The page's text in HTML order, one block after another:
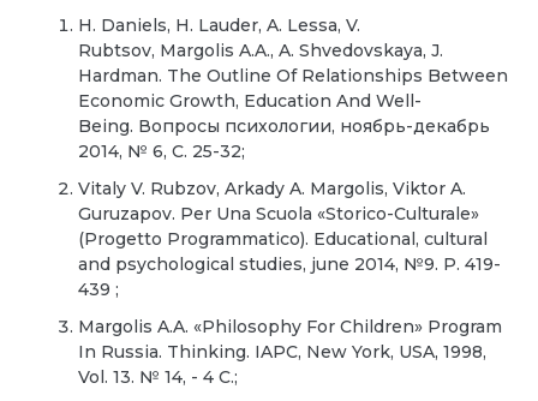
H. Daniels, H. Lauder, A. Lessa, V.
Rubtsov, Margolis A.A., A. Shvedovskaya, J.
Hardman. The Outline Of Relationships Between
Economic Growth, Education And Well-
Being. Вопросы психологии, ноябрь-декабрь
2014, № 6, С. 25-32;
Vitaly V. Rubzov, Arkady A. Margolis, Viktor A.
Guruzapov. Per Una Scuola «Storico-Culturale»
(Progetto Programmatico). Educational, cultural
and psychological studies, june 2014, №9. P. 419-
439 ;
Margolis A.A. «Philosophy For Children» Program
In Russia. Thinking. IAPC, New York, USA, 1998,
Vol. 13. № 14, - 4 С.;